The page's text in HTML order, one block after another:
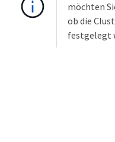
möchten
ob die
festgelegt